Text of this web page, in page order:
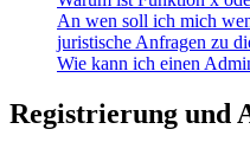
An wen soll ich mich
juristische Anfragen zu
Wie kann ich einen
Registrierung und